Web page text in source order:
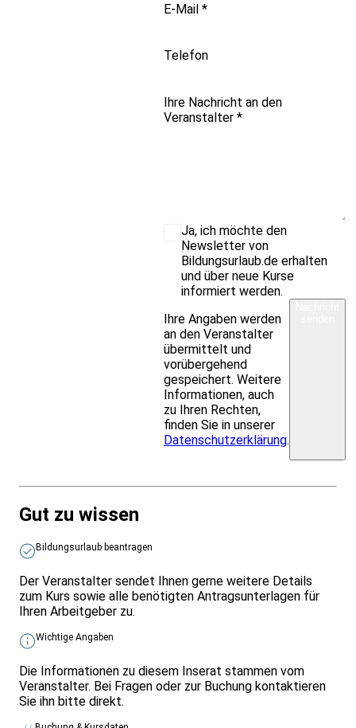
E-Mail *
Telefon
Ihre Nachricht an den
Veranstalter *
Ja, ich möchte den
Newsletter von
Bildungsurlaub.de erhalten
und über neue Kurse
informiert werden.
Ihre Angaben werden
an den Veranstalter
übermittelt und
vorübergehend
gespeichert. Weitere
Informationen, auch
zu Ihren Rechten,
finden Sie in unserer
Datenschutzerklärung.
Gut zu wissen
Bildungsurlaub beantragen
Der Veranstalter sendet Ihnen gerne weitere Details
zum Kurs sowie alle benötigten Antragsunterlagen für
Ihren Arbeitgeber zu.
Wichtige Angaben
Die Informationen zu diesem Inserat stammen vom
Veranstalter. Bei Fragen oder zur Buchung kontaktieren
Sie ihn bitte direkt.